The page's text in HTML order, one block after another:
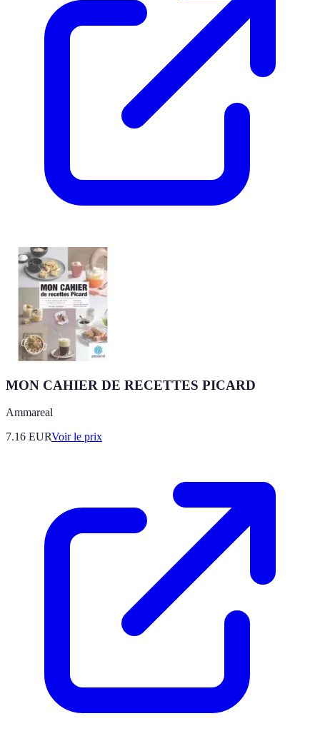
MON CAHIER DE RECETTES PICARD
Ammareal
7.16 EURVoir le prix